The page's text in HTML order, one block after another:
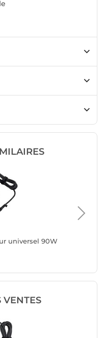
universel 90W
VENTES